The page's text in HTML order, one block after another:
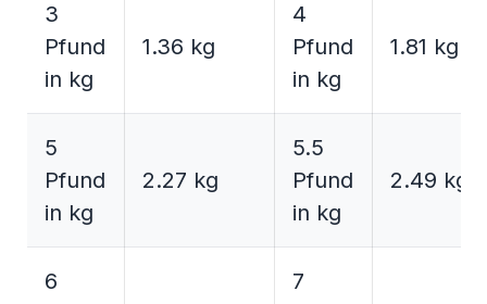
3
Pfund
in kg
1.36 kg
4
Pfund
in kg
1.81 kg
5
Pfund
in kg
2.27 kg
5.5
Pfund
in kg
2.49 kg
6
7